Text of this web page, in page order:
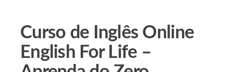
Curso de Inglês Online
English For Life –